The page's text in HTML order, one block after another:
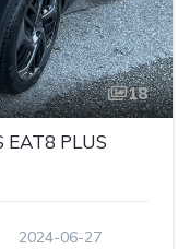
18
EAT8 PLUS
2024-06-27